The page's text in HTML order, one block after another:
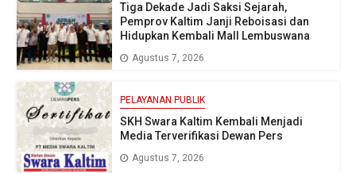
Tiga Dekade Jadi Saksi Sejarah,
Pemprov Kaltim Janji Reboisasi dan
Hidupkan Kembali Mall Lembuswana
Agustus 7, 2026
PELAYANAN PUBLIK
SKH Swara Kaltim Kembali Menjadi
Media Terverifikasi Dewan Pers
Agustus 7, 2026